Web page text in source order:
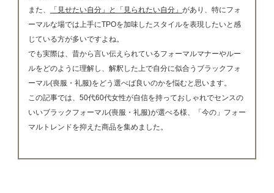
また、
「見せたい自分」と「見られたい自分」 があり、特にフォ
ーマルな場では上手にTPOを加味したスタイルを表現したいと感
じている方が多いですよね。
でも実際は、昔から言い伝えられているフォーマルマナーやルー
ルをどのように理解し、解釈した上で自分に似合うブラックフォ
ーマル(喪服・礼服)をどう選べば良いのかを悩むと思います。
この記事では、50代60代女性が自信を持っておしゃれでセンスの
いいブラックフォーマル(喪服・礼服)が選べる様、「今の」フォー
マルトレンドを抑えた商品を集めました。